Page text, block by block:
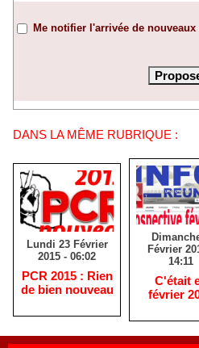
Me notifier l'arrivée de
DANS LA MÊME RUBRIQUE :
Lundi 23 Février
2015 - 06:02
PCR 2015 : Rien
de bien nouveau
Février
14:11
C'était
février